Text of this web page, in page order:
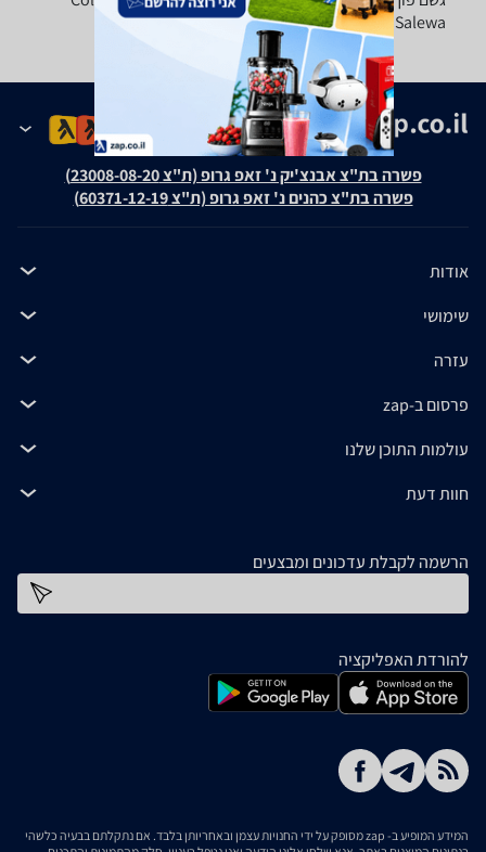
North Face, Salewa ואחרים.
פשרה בת"צ אבנצ'יק נ' זאפ גרופ (ת"צ 23008-08-20)
פשרה בת"צ כהנים נ' זאפ גרופ (ת"צ 60371-12-19)
אודות
שימושי
עזרה
פרסום ב-zap
עולמות התוכן שלנו
חוות דעת
הרשמה לקבלת עדכונים ומבצעים
להורדת האפליקציה
המידע המופיע ב- zap מסופק על ידי החנויות עצמן ובאחריותן בלבד. אם נתקלתם בבעיה כלשהי